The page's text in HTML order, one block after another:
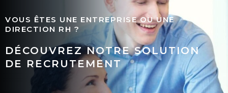
VOUS ÊTES UNE ENTREPRISE OU UNE
DIRECTION RH ?
DÉCOUVREZ NOTRE SOLUTION
DE RECRUTEMENT